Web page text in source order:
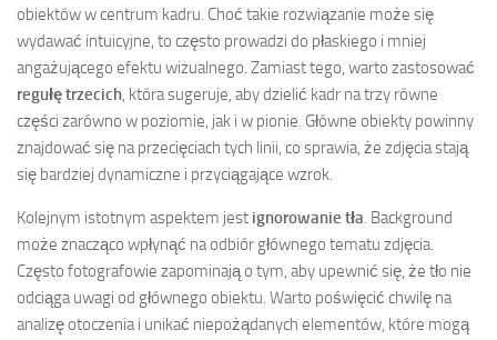
obiektów w centrum kadru. Choć takie rozwiązanie może się
wydawać intuicyjne, to często prowadzi do płaskiego i mniej
angażującego efektu wizualnego. Zamiast tego, warto zastosować
regułę trzecich, która sugeruje, aby dzielić kadr na trzy równe
części zarówno w poziomie, jak i w pionie. Główne obiekty powinny
znajdować się na przecięciach tych linii, co sprawia, że zdjęcia stają
się bardziej dynamiczne i przyciągające wzrok.
Kolejnym istotnym aspektem jest ignorowanie tła. Background
może znacząco wpłynąć na odbiór głównego tematu zdjęcia.
Często fotografowie zapominają o tym, aby upewnić się, że tło nie
odciąga uwagi od głównego obiektu. Warto poświęcić chwilę na
analizę otoczenia i unikać niepożądanych elementów, które mogą